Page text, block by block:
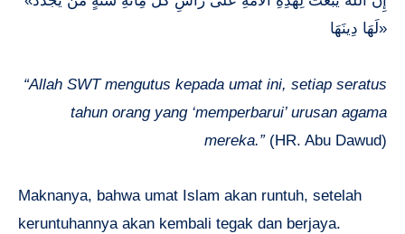
لَهَا دِينَهَا»
“Allah SWT mengutus kepada umat ini, setiap seratus
tahun orang yang ‘memperbarui’ urusan agama
mereka.”(HR. Abu Dawud)
Maknanya, bahwa umat Islam akan runtuh, setelah
keruntuhannya akan kembali tegak dan berjaya.